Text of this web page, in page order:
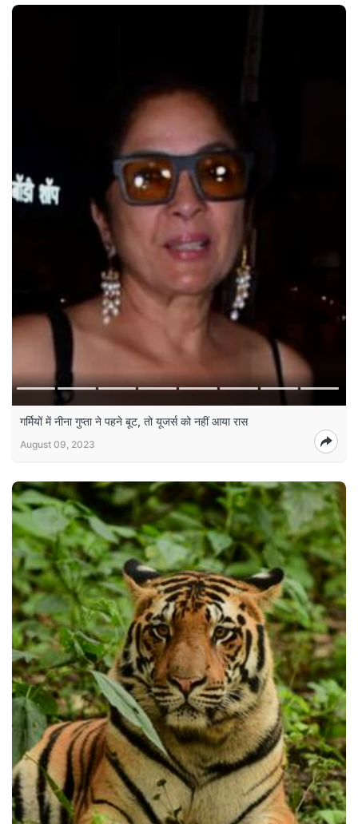
गर्मियों में नीना गुप्‍ता ने पहने बूट, तो यूजर्स को नहीं आया रास
August 09, 2023